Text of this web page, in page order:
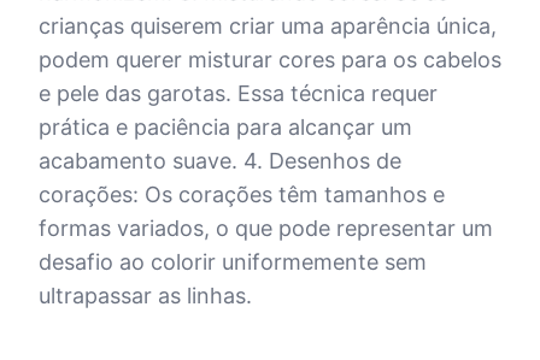
crianças quiserem criar uma aparência única,
podem querer misturar cores para os cabelos
e pele das garotas. Essa técnica requer
prática e paciência para alcançar um
acabamento suave. 4. Desenhos de
corações: Os corações têm tamanhos e
formas variados, o que pode representar um
desafio ao colorir uniformemente sem
ultrapassar as linhas.